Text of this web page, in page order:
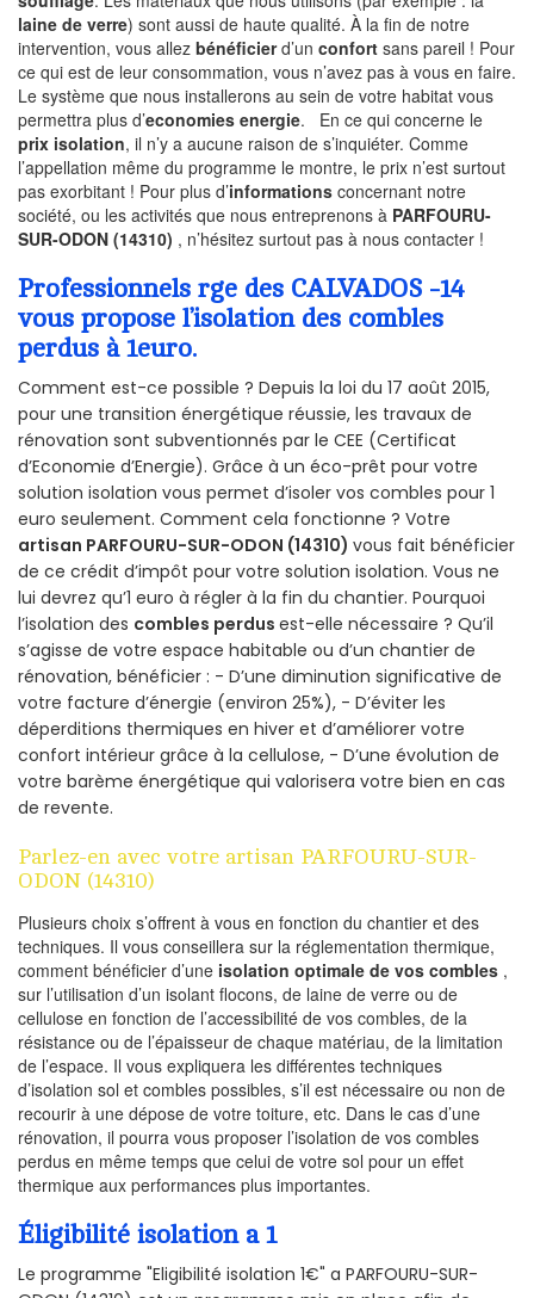
laine de verre) sont aussi de haute qualité. À la fin de notre
intervention, vous allez bénéficierd’un confort sans pareil ! Pour
ce qui est de leur consommation, vous n’avez pas à vous en faire.
Le système que nous installerons au sein de votre habitat vous
permettra plus d’economies energie. En ce qui concerne le
prix isolation, il n’y a aucune raison de s’inquiéter. Comme
l’appellation même du programme le montre, le prix n’est surtout
pas exorbitant ! Pour plus d’informations concernant notre
société, ou les activités que nous entreprenons à PARFOURU-
SUR-ODON (14310) , n’hésitez surtout pas à nous contacter !
Professionnels rge des CALVADOS -14
vous propose l’isolation des combles
perdus à 1euro.
Comment est-ce possible ? Depuis la loi du 17 août 2015,
pour une transition énergétique réussie, les travaux de
rénovation sont subventionnés par le CEE (Certificat
d’Economie d’Energie). Grâce à un éco-prêt pour votre
solution isolation vous permet d’isoler vos combles pour 1
euro seulement. Comment cela fonctionne ? Votre
artisan PARFOURU-SUR-ODON (14310) vous fait bénéficier
de ce crédit d’impôt pour votre solution isolation. Vous ne
lui devrez qu’1 euro à régler à la fin du chantier. Pourquoi
l’isolation des combles perdus est-elle nécessaire ? Qu’il
s’agisse de votre espace habitable ou d’un chantier de
rénovation, bénéficier : - D’une diminution significative de
votre facture d’énergie (environ 25%), - D’éviter les
déperditions thermiques en hiver et d’améliorer votre
confort intérieur grâce à la cellulose, - D’une évolution de
votre barème énergétique qui valorisera votre bien en cas
de revente.
Parlez-en avec votre artisan PARFOURU-SUR-
ODON (14310)
Plusieurs choix s’offrent à vous en fonction du chantier et des
techniques. Il vous conseillera sur la réglementation thermique,
comment bénéficier d’une isolation optimale de vos combles ,
sur l’utilisation d’un isolant flocons, de laine de verre ou de
cellulose en fonction de l’accessibilité de vos combles, de la
résistance ou de l’épaisseur de chaque matériau, de la limitation
de l’espace. Il vous expliquera les différentes techniques
d’isolation sol et combles possibles, s’il est nécessaire ou non de
recourir à une dépose de votre toiture, etc. Dans le cas d’une
rénovation, il pourra vous proposer l’isolation de vos combles
perdus en même temps que celui de votre sol pour un effet
thermique aux performances plus importantes.
Éligibilité isolation a 1
Le programme "Eligibilité isolation 1€" a PARFOURU-SUR-